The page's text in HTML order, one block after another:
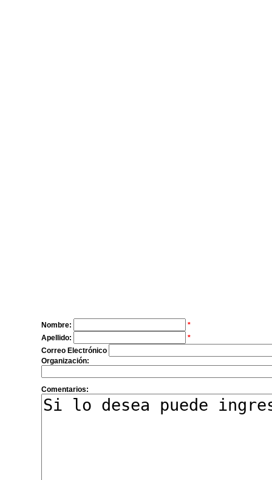
Nombre:
*
Apellido:
*
Correo Electrónico
Organización:
Comentarios: